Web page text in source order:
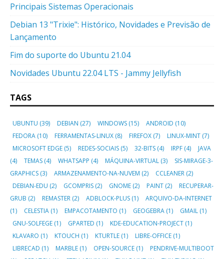
Principais Sistemas Operacionais
Debian 13 "Trixie": Histórico, Novidades e Previsão de
Lançamento
Fim do suporte do Ubuntu 21.04
Novidades Ubuntu 22.04 LTS - Jammy Jellyfish
TAGS
UBUNTU (39) DEBIAN (27) WINDOWS (15) ANDROID (10)
FEDORA (10) FERRAMENTAS-LINUX (8) FIREFOX (7) LINUX-MINT (7)
MICROSOFT EDGE (5) REDES-SOCIAIS (5) 32-BITS (4) IRPF (4)
JAVA
(4)
TEMAS (4) WHATSAPP (4) MÁQUINA-VIRTUAL (3)
SIS-MIRAGE-3-
GRAPHICS (3) ARMAZENAMENTO-NA-NUVEM (2) CCLEANER (2)
DEBIAN-EDU (2) GCOMPRIS (2) GNOME (2) PAINT (2)
RECUPERAR-
GRUB (2) REMASTER (2) ADBLOCK-PLUS (1)
ARQUIVO-DA-INTERNET
(1)
CELESTIA (1) EMPACOTAMENTO (1) GEOGEBRA (1) GMAIL (1)
GNU-SOLFEGE (1) GPARTED (1) KDE-EDUCATION-PROJECT (1)
KLAVARO (1) KTOUCH (1) KTURTLE (1) LIBRE-OFFICE (1)
LIBRECAD (1) MARBLE (1) OPEN-SOURCE (1)
PENDRIVE-MULTIBOOT